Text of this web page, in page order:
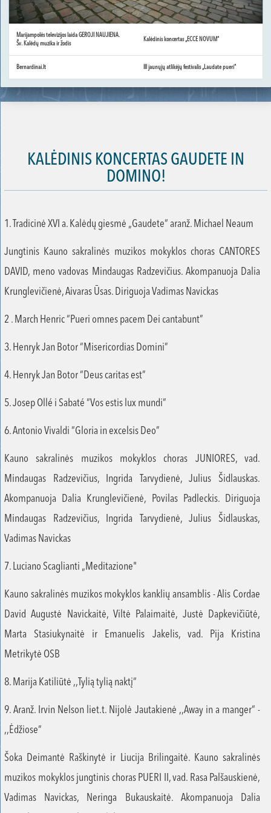
Marijampolės televizijos laida GEROJI NAUJIENA.
Šv. Kalėdų muzika ir žodis
Kalėdinis koncertas „ECCE NOVUM“
Bernardinai.lt III jaunųjų atlikėjų festivalis „Laudate pueri“
KALĖDINIS KONCERTAS GAUDETE IN
DOMINO!
1. Tradicinė XVI a. Kalėdų giesmė „Gaudete“ aranž. Michael Neaum
Jungtinis Kauno sakralinės muzikos mokyklos choras CANTORES
DAVID, meno vadovas Mindaugas Radzevičius. Akompanuoja Dalia
Krunglevičienė, Aivaras Ūsas. Diriguoja Vadimas Navickas
2 . March Henric “Pueri omnes pacem Dei cantabunt”
3. Henryk Jan Botor “Misericordias Domini”
4. Henryk Jan Botor “Deus caritas est”
5. Josep Ollé i Sabaté “Vos estis lux mundi”
6. Antonio Vivaldi “Gloria in excelsis Deo”
Kauno sakralinės muzikos mokyklos choras JUNIORES, vad.
Mindaugas Radzevičius, Ingrida Tarvydienė, Julius Šidlauskas.
Akompanuoja Dalia Krunglevičienė, Povilas Padleckis. Diriguoja
Mindaugas Radzevičius, Ingrida Tarvydienė, Julius Šidlauskas,
Vadimas Navickas
7. Luciano Scaglianti „Meditazione"
Kauno sakralinės muzikos mokyklos kanklių ansamblis - Alis Cordae
David Augustė Navickaitė, Viltė Palaimaitė, Justė Dapkevičiūtė,
Marta Stasiukynaitė ir Emanuelis Jakelis, vad. Pija Kristina
Metrikytė OSB
8. Marija Katiliūtė ,,Tylią tylią naktį“
9. Aranž. Irvin Nelson liet.t. Nijolė Jautakienė ,,Away in a manger“ -
,,Ėdžiose“
Šoka Deimantė Raškinytė ir Liucija Brilingaitė. Kauno sakralinės
muzikos mokyklos jungtinis choras PUERI II, vad. Rasa Palšauskienė,
Vadimas Navickas, Neringa Bukauskaitė. Akompanuoja Dalia